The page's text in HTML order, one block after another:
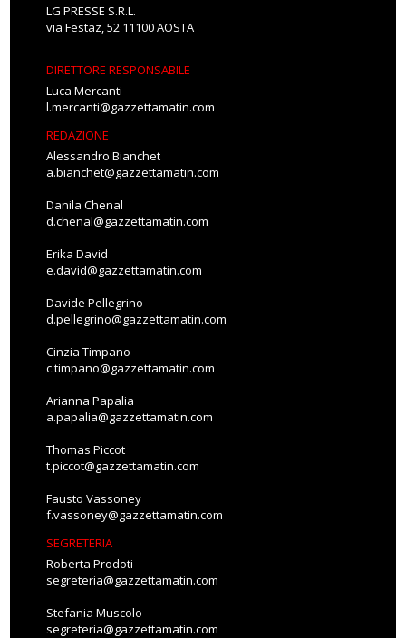
LG PRESSE S.R.L.
via Festaz, 52 11100 AOSTA
DIRETTORE RESPONSABILE
Luca Mercanti
l.mercanti@gazzettamatin.com
REDAZIONE
Alessandro Bianchet
a.bianchet@gazzettamatin.com
Danila Chenal
d.chenal@gazzettamatin.com
Erika David
e.david@gazzettamatin.com
Davide Pellegrino
d.pellegrino@gazzettamatin.com
Cinzia Timpano
c.timpano@gazzettamatin.com
Arianna Papalia
a.papalia@gazzettamatin.com
Thomas Piccot
t.piccot@gazzettamatin.com
Fausto Vassoney
f.vassoney@gazzettamatin.com
SEGRETERIA
Roberta Prodoti
segreteria@gazzettamatin.com
Stefania Muscolo
segreteria@gazzettamatin.com